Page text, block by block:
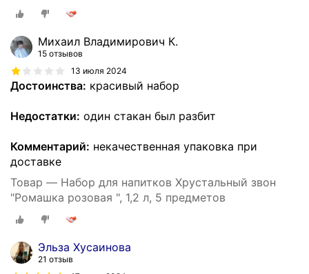
Михаил Владимирович К.
15 отзывов
13 июля 2024
Достоинства: красивый набор
Недостатки: один стакан был разбит
Комментарий: некачественная упаковка при
доставке
Товар — Набор для напитков Хрустальный звон
"Ромашка розовая ", 1,2 л, 5 предметов
Эльза Хусаинова
21 отзыв